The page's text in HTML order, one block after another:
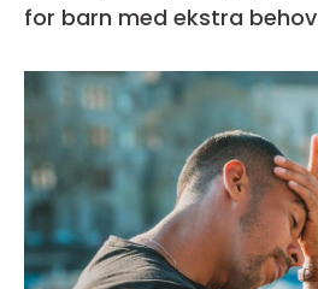
for barn med ekstra behov